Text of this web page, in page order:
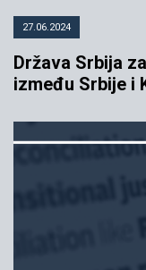
27.06.2024
Država Srbija
između Srbije i